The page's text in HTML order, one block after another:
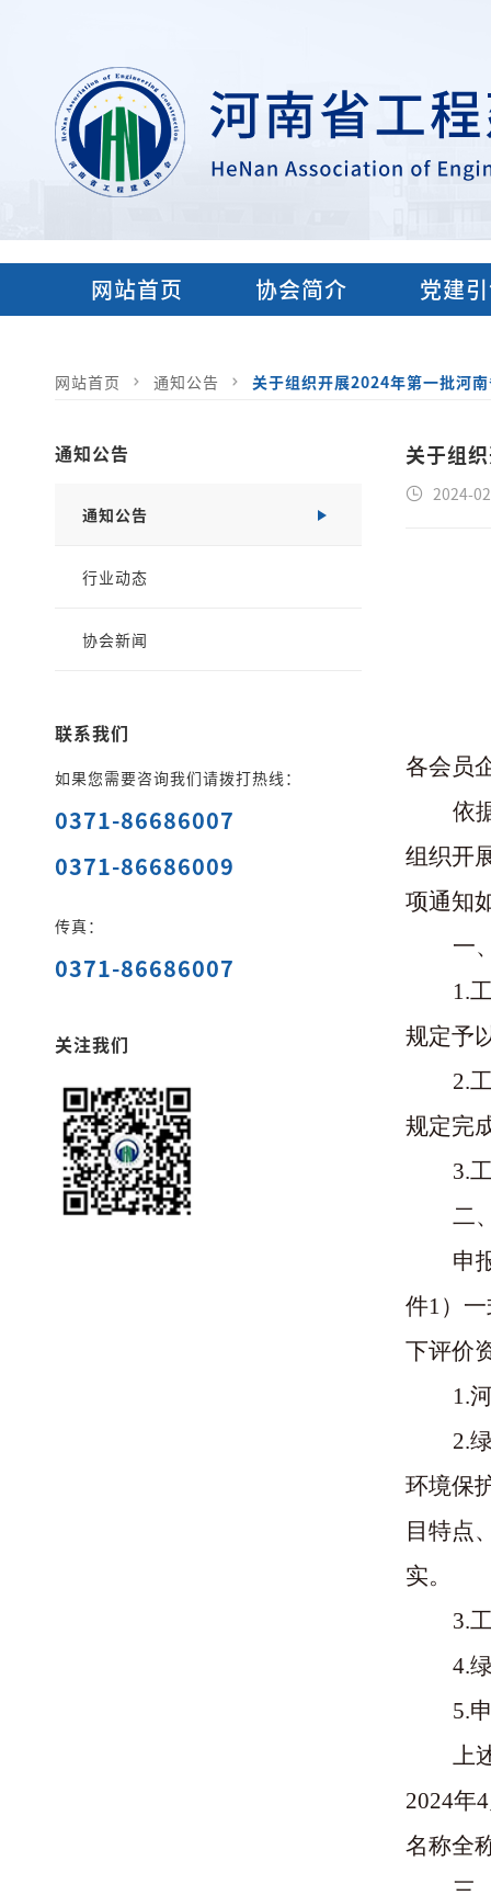
网站首页 协会简介 党建
网站首页 通知公告 关于组织开展2024年第一批河
通知公告
通知公告
行业动态
协会新闻
联系我们
如果您需要咨询我们请拨打热线：
0371-86686007
0371-86686009
传真：
0371-86686007
关注我们
关于组
2024-
各会员
依
组织开
项通知
一
1.
规定予
2.
规定完
3.
二
申
件1）
下评价
1.
2.
环境保
目特点
实。
3.
4.
5.
上
2024年
名称全